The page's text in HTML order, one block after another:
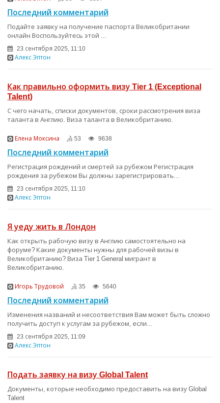
Последний комментарий
Подайте заявку на получение паспорта Великобритании
онлайн Воспользуйтесь этой ...
23 сентября 2025, 11:10
Алекс Эптон
Как правильно оформить визу Tier 1 (Exceptional
Talent)
С чего начать, списки документов, сроки рассмотрения виза
таланта в Англию. Виза таланта в Великобританию.
Елена Моксина 53 9638
Последний комментарий
Регистрация рождений и смертей за рубежом Регистрация
рождения за рубежом Вы должны зарегистрировать...
23 сентября 2025, 11:10
Алекс Эптон
Я уеду жить в Лондон
Как открыть рабочую визу в Англию самостоятельно на
форуме? Какие документы нужны для рабочей визы в
Великобританию? Виза Tier 1 General мигрант в
Великобританию.
Игорь Трудовой 35 5640
Последний комментарий
Изменения названий и несоответствия Вам может быть сложно
получить доступ к услугам за рубежом, если...
23 сентября 2025, 11:09
Алекс Эптон
Подать заявку на визу Global Talent
Документы, которые необходимо предоставить на визу Global
Talent